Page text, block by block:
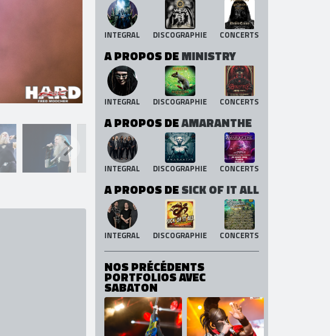
INTEGRAL DISCOGRAPHIE CONCERTS
A PROPOS DEMINISTRY
INTEGRAL DISCOGRAPHIE CONCERTS
A PROPOS DEAMARANTHE
INTEGRAL DISCOGRAPHIE CONCERTS
A PROPOS DESICK OF IT ALL
INTEGRAL DISCOGRAPHIE CONCERTS
NOS PRÉCÉDENTS
PORTFOLIOS AVEC
SABATON